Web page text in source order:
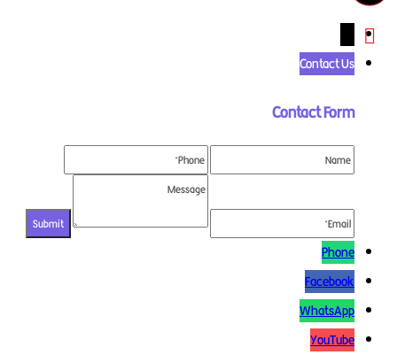
Contact Us
Contact Form
Phone
Facebook
WhatsApp
YouTube